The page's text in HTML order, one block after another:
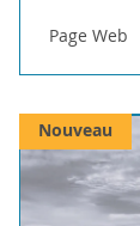
Page Web
Nouveau